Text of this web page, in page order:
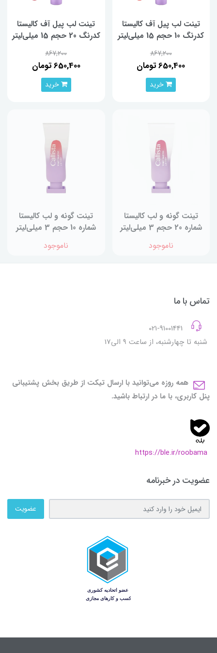
تینت لب پیل آف کالیستا
کدرنگ 10 حجم 15 میلی‌لیتر
867,200
650,400 تومان
خرید
تینت لب پیل آف کالیستا
کدرنگ 20 حجم 15 میلی‌لیتر
867,200
650,400 تومان
خرید
تینت گونه و لب کالیستا
شماره 20 حجم 3 میلی‌لیتر
ناموجود
تینت گونه و لب کالیستا
شماره 10 حجم 3 میلی‌لیتر
ناموجود
تماس با ما
شنبه تا چهارشنبه، از ساعت 9 الی17
همه روزه می‌توانید با ارسال تیکت از طریق بخش پشتیبانی
پنل کاربری، با ما در ارتباط باشید.
https://ble.ir/roobama
عضویت در خبرنامه
عضویت